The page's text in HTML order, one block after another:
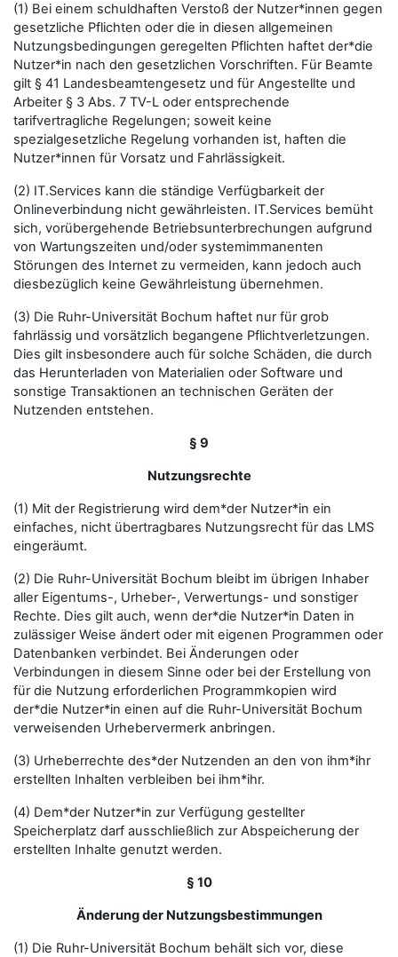
(1) Bei einem schuldhaften Verstoß der Nutzer*innen gegen
gesetzliche Pflichten oder die in diesen allgemeinen
Nutzungsbedingungen geregelten Pflichten haftet der*die
Nutzer*in nach den gesetzlichen Vorschriften. Für Beamte
gilt § 41 Landesbeamtengesetz und für Angestellte und
Arbeiter § 3 Abs. 7 TV-L oder entsprechende
tarifvertragliche Regelungen; soweit keine
spezialgesetzliche Regelung vorhanden ist, haften die
Nutzer*innen für Vorsatz und Fahrlässigkeit.
(2) IT.Services kann die ständige Verfügbarkeit der
Onlineverbindung nicht gewährleisten. IT.Services bemüht
sich, vorübergehende Betriebsunterbrechungen aufgrund
von Wartungszeiten und/oder systemimmanenten
Störungen des Internet zu vermeiden, kann jedoch auch
diesbezüglich keine Gewährleistung übernehmen.
(3) Die Ruhr-Universität Bochum haftet nur für grob
fahrlässig und vorsätzlich begangene Pflichtverletzungen.
Dies gilt insbesondere auch für solche Schäden, die durch
das Herunterladen von Materialien oder Software und
sonstige Transaktionen an technischen Geräten der
Nutzenden entstehen.
§ 9
Nutzungsrechte
(1) Mit der Registrierung wird dem*der Nutzer*in ein
einfaches, nicht übertragbares Nutzungsrecht für das LMS
eingeräumt.
(2) Die Ruhr-Universität Bochum bleibt im übrigen Inhaber
aller Eigentums-, Urheber-, Verwertungs- und sonstiger
Rechte. Dies gilt auch, wenn der*die Nutzer*in Daten in
zulässiger Weise ändert oder mit eigenen Programmen oder
Datenbanken verbindet. Bei Änderungen oder
Verbindungen in diesem Sinne oder bei der Erstellung von
für die Nutzung erforderlichen Programmkopien wird
der*die Nutzer*in einen auf die Ruhr-Universität Bochum
verweisenden Urhebervermerk anbringen.
(3) Urheberrechte des*der Nutzenden an den von ihm*ihr
erstellten Inhalten verbleiben bei ihm*ihr.
(4) Dem*der Nutzer*in zur Verfügung gestellter
Speicherplatz darf ausschließlich zur Abspeicherung der
erstellten Inhalte genutzt werden.
§ 10
Änderung der Nutzungsbestimmungen
(1) Die Ruhr-Universität Bochum behält sich vor, diese